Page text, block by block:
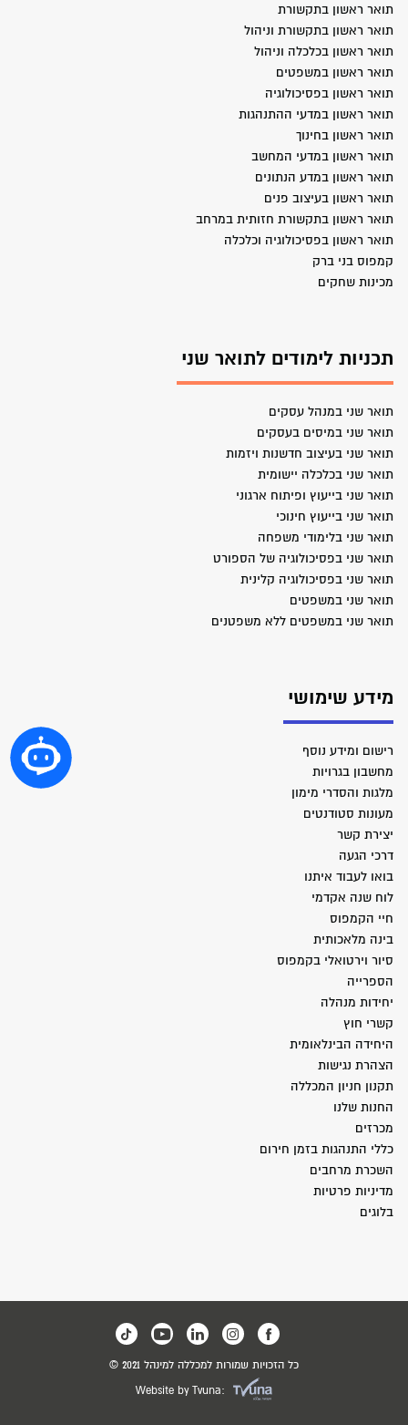
תואר ראשון בתקשורת
תואר ראשון בתקשורת וניהול
תואר ראשון בכלכלה וניהול
תואר ראשון במשפטים
תואר ראשון בפסיכולוגיה
תואר ראשון במדעי ההתנהגות
תואר ראשון בחינוך
תואר ראשון במדעי המחשב
תואר ראשון במדע הנתונים
תואר ראשון בעיצוב פנים
תואר ראשון בתקשורת חזותית במרחב
תואר ראשון בפסיכולוגיה וכלכלה
קמפוס בני ברק
מכינות שחקים
תכניות לימודים לתואר שני
תואר שני במנהל עסקים
תואר שני במיסים בעסקים
תואר שני בעיצוב חדשנות ויזמות
תואר שני בכלכלה יישומית
תואר שני בייעוץ ופיתוח ארגוני
תואר שני בייעוץ חינוכי
תואר שני בלימודי משפחה
תואר שני בפסיכולוגיה של הספורט
תואר שני בפסיכולוגיה קלינית
תואר שני במשפטים
תואר שני במשפטים ללא משפטנים
מידע שימושי
רישום ומידע נוסף
מחשבון בגרויות
מלגות והסדרי מימון
מעונות סטודנטים
יצירת קשר
דרכי הגעה
בואו לעבוד איתנו
לוח שנה אקדמי
חיי הקמפוס
בינה מלאכותית
סיור וירטואלי בקמפוס
הספרייה
יחידות מנהלה
קשרי חוץ
היחידה הבינלאומית
הצהרת נגישות
תקנון חניון המכללה
החנות שלנו
מכרזים
כללי התנהגות בזמן חירום
השכרת מרחבים
מדיניות פרטיות
בלוגים
כל הזכויות שמורות למכללה למינהל 2021 ©
Website by Tvuna: